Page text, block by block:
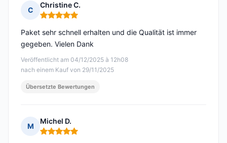
C
Christine C.
Hinweis: 5 von 5
Veröffentlicht am 04/12/2025 à 12h08
nach einem Kauf von 29/11/2025
Paket sehr schnell erhalten und die Qualität ist immer
gegeben. Vielen Dank
Übersetzte Bewertungen
M
Michel D.
Hinweis: 5 von 5